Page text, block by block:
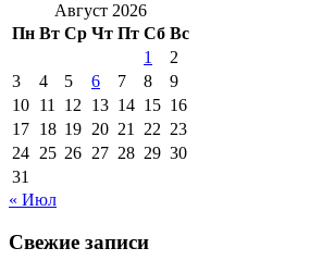
Август 2026
Пн Вт Ср Чт Пт Сб Вс
1
2
3
4 5 6 7 8
9
10 11 12 13 14 15 16
17 18 19 20 21 22 23
24 25 26 27 28 29 30
31
« Июл
Свежие записи